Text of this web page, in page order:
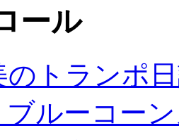
ール
のトランポ
ルーコー